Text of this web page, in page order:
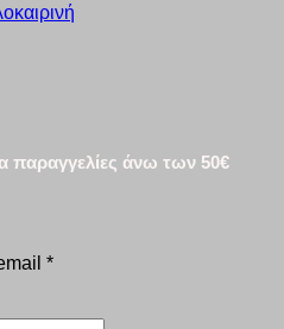
παραγγελίες άνω των 50€
*Απαιτείται